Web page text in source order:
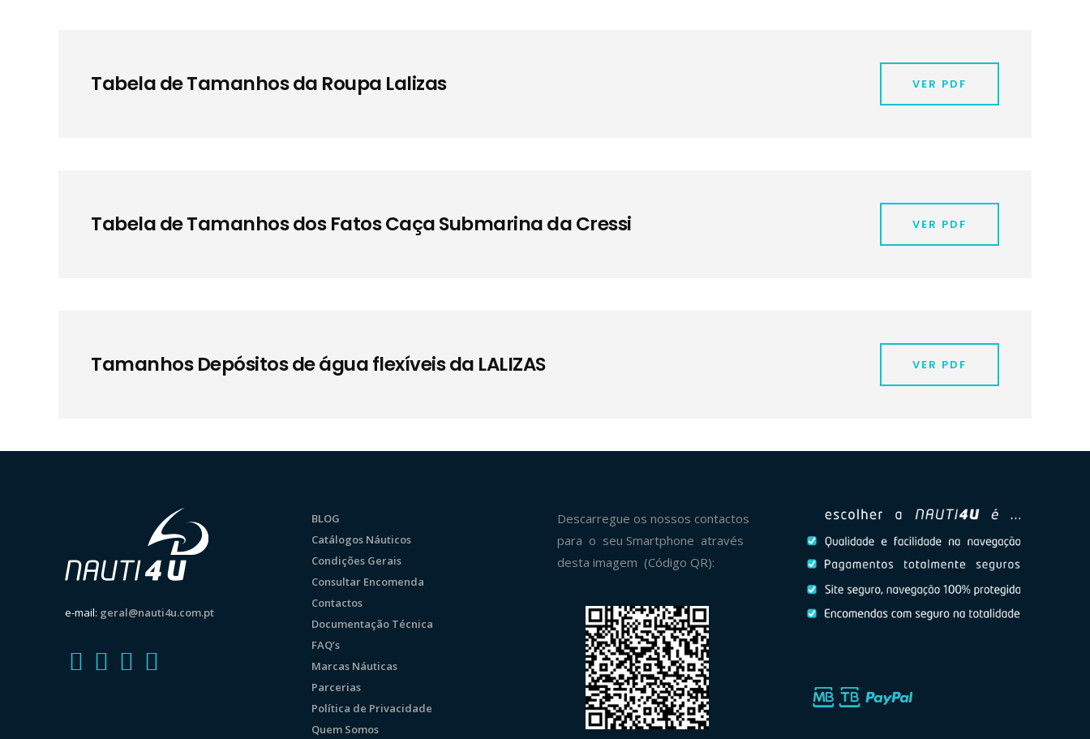
Tabela de Tamanhos da Roupa Lalizas VER PDF
Tabela de Tamanhos dos Fatos Caça Submarina da Cressi VER PDF
Tamanhos Depósitos de água flexíveis da LALIZAS VER PDF
e-mail: geral@nauti4u.com.pt
BLOG
Catálogos Náuticos
Condições Gerais
Consultar Encomenda
Contactos
Documentação Técnica
FAQ’s
Marcas Náuticas
Parcerias
Política de Privacidade
Quem Somos
Descarregue os nossos contactos
para o seu Smartphone através
desta imagem (Código QR):